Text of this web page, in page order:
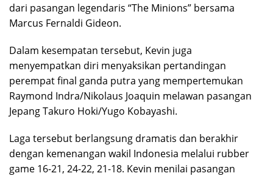
dari pasangan legendaris “The Minions” bersama
Marcus Fernaldi Gideon.
Dalam kesempatan tersebut, Kevin juga
menyempatkan diri menyaksikan pertandingan
perempat final ganda putra yang mempertemukan
Raymond Indra/Nikolaus Joaquin melawan pasangan
Jepang Takuro Hoki/Yugo Kobayashi.
Laga tersebut berlangsung dramatis dan berakhir
dengan kemenangan wakil Indonesia melalui rubber
game 16-21, 24-22, 21-18. Kevin menilai pasangan